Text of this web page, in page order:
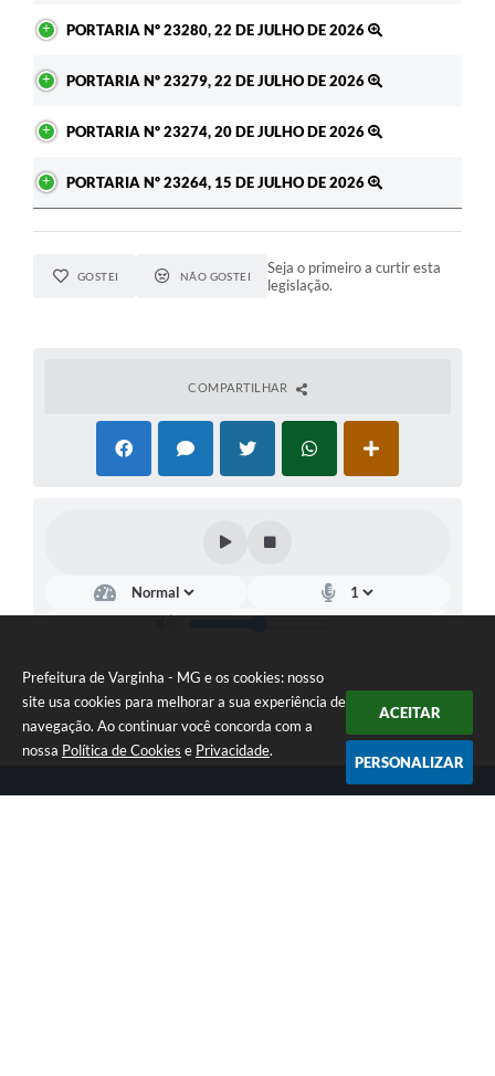
Prefeitura de Varginha - MG e os cookies: nosso
site usa cookies para melhorar a sua experiência de
navegação. Ao continuar você concorda com a
nossa Política de Cookies e Privacidade.
ACEITAR
PERSONALIZAR
PORTARIA Nº 23280, 22 DE JULHO DE 2026
PORTARIA Nº 23279, 22 DE JULHO DE 2026
PORTARIA Nº 23274, 20 DE JULHO DE 2026
PORTARIA Nº 23264, 15 DE JULHO DE 2026
GOSTEI NÃO GOSTEI
Seja o primeiro a curtir esta
legislação.
COMPARTILHAR